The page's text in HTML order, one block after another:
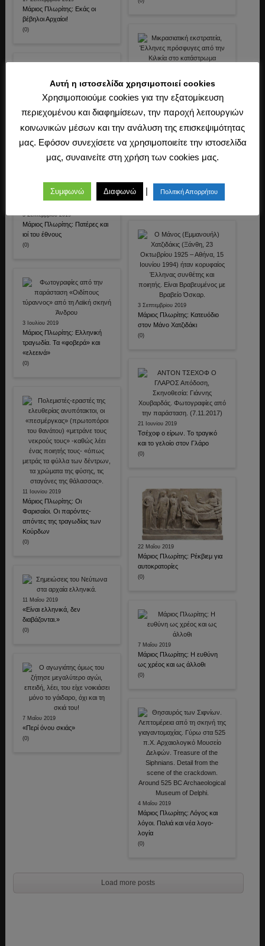
Μάριος Πλωρίτης: Εκάς οι
βέβηλοι Αρχαίοι!
(0)
15 Σεπτεμβρίου 2019
σαφήνεια
5 Σεπτεμβρίου 2019
Μάριος Πλωρίτης: Πατέρες και
ιοί του έθνους
(0)
3 Ιουλίου 2019
Μάριος Πλωρίτης: Ελληνική
τραγωδία. Τα «φοβερά» και
«ελεεινά»
(0)
11 Ιουνίου 2019
Μάριος Πλωρίτης: Οι
Φαρισαίοι. Οι παρόντες-
απόντες της τραγωδίας των
Κούρδων
(0)
11 Μαΐου 2019
«Είναι ελληνικά, δεν
διαβάζονται.»
(0)
7 Μαΐου 2019
«Περί όνου σκιάς»
(0)
16 Σεπτεμβρίου 2019
Μάριος Πλωρίτης: REQUIEM
οι Σταυροφορίες
3 Σεπτεμβρίου 2019
Μάριος Πλωρίτης: Κατευόδιο
στον Μάνο Χατζιδάκι
(0)
21 Ιουνίου 2019
Τσέχοφ ο είρων. Το τραγικό
και το γελοίο στον Γλάρο
(0)
22 Μαΐου 2019
Μάριος Πλωρίτης: Ρέκβιεμ για
αυτοκρατορίες
(0)
7 Μαΐου 2019
Μάριος Πλωρίτης: Η ευθύνη
ως χρέος και ως άλλοθι
(0)
4 Μαΐου 2019
Μάριος Πλωρίτης: Λόγος και
λόγοι. Παλιά και νέα λογο-
λογία
(0)
Load more posts
Αυτή η ιστοσελίδα χρησιμοποιεί cookies
Χρησιμοποιούμε cookies για την εξατομίκευση
περιεχομένου και διαφημίσεων, την παροχή λειτουργιών
κοινωνικών μέσων και την ανάλυση της επισκεψιμότητας
μας. Εφόσον συνεχίσετε να χρησιμοποιείτε την ιστοσελίδα
μας, συναινείτε στη χρήση των cookies μας.
Συμφωνώ Διαφωνώ | Πολιτική Απορρήτου